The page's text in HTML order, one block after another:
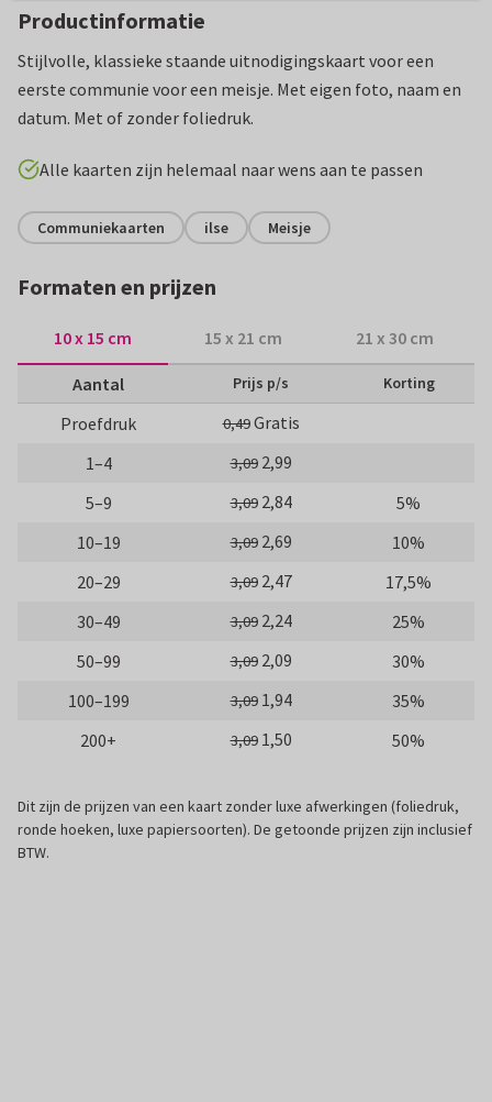
Productinformatie
Stijlvolle, klassieke staande uitnodigingskaart voor een
eerste communie voor een meisje. Met eigen foto, naam en
datum. Met of zonder foliedruk.
Alle kaarten zijn helemaal naar wens aan te passen
Communiekaarten ilse Meisje
Formaten en prijzen
10 x 15 cm 15 x 21 cm 21 x 30 cm
Aantal Prijs p/s Korting
Proefdruk 0,49Gratis
1–4
3,09 2,99
5–9
3,09 2,84
5%
10–19
3,09 2,69
10%
20–29
3,09 2,47
17,5%
30–49
3,09 2,24
25%
50–99
3,09 2,09
30%
100–199
3,09 1,94
35%
200+
3,09 1,50 50%
Dit zijn de prijzen van een kaart zonder luxe afwerkingen (foliedruk,
ronde hoeken, luxe papiersoorten). De getoonde prijzen zijn inclusief
BTW.